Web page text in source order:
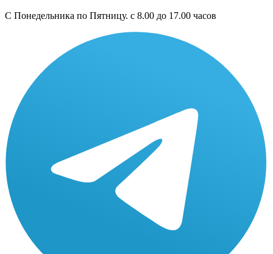
С Понедельника по Пятницу. с 8.00 до 17.00 часов